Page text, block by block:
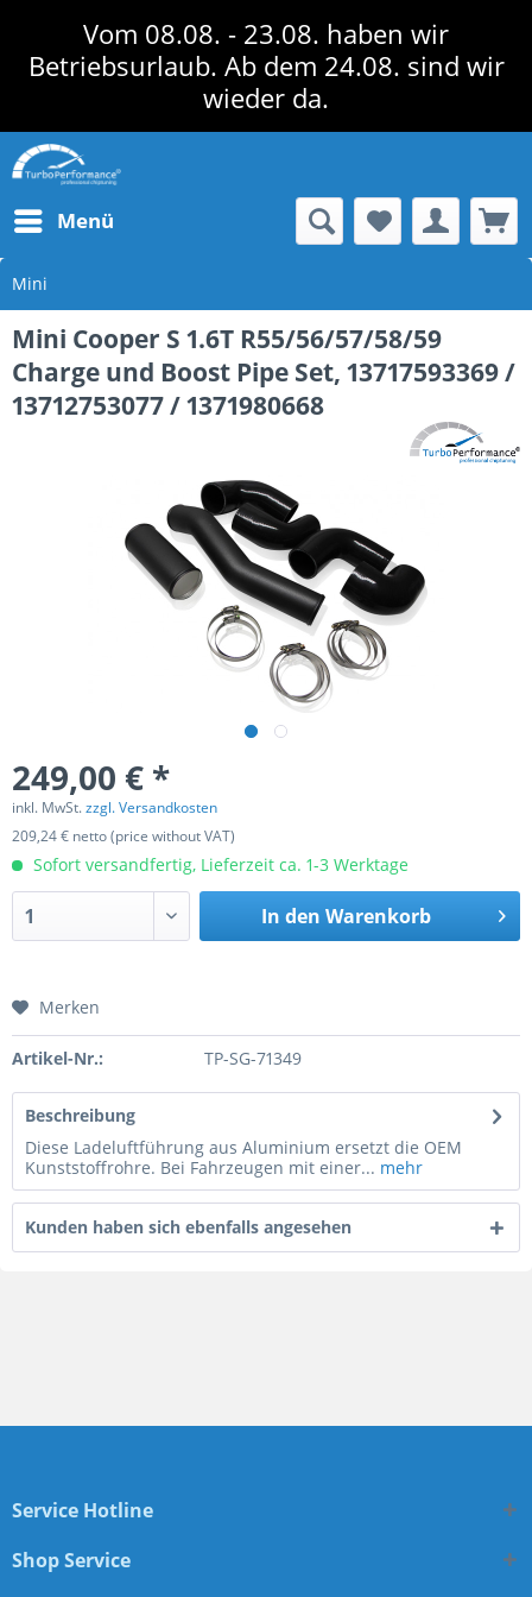
Vom 08.08. - 23.08. haben wir
Betriebsurlaub. Ab dem 24.08. sind wir
wieder da.
Menü
Mini
Mini Cooper S 1.6T R55/56/57/58/59
Charge und Boost Pipe Set, 13717593369 /
13712753077 / 1371980668
249,00 € *
inkl. MwSt.zzgl. Versandkosten
209,24 € netto (price without VAT)
Sofort versandfertig, Lieferzeit ca. 1-3 Werktage
In den Warenkorb
Merken
Artikel-Nr.: TP-SG-71349
Beschreibung
Diese Ladeluftführung aus Aluminium ersetzt die OEM
Kunststoffrohre. Bei Fahrzeugen mit einer... mehr
Kunden haben sich ebenfalls angesehen
Service Hotline
Shop Service